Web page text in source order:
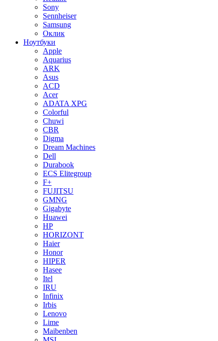
Sony
Sennheiser
Samsung
Оклик
Ноутбуки
Apple
Aquarius
ARK
Asus
ACD
Acer
ADATA XPG
Colorful
Chuwi
CBR
Digma
Dream Machines
Dell
Durabook
ECS Elitegroup
F+
FUJITSU
GMNG
Gigabyte
Huawei
HP
HORIZONT
Haier
Honor
HIPER
Hasee
Itel
IRU
Infinix
Irbis
Lenovo
Lime
Maibenben